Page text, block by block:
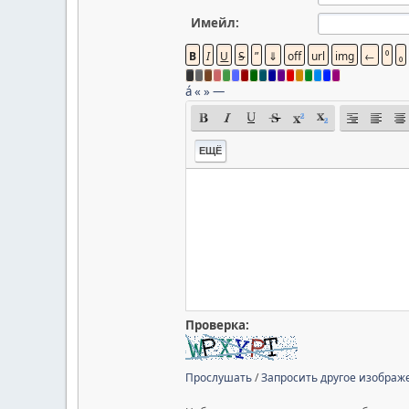
Имейл:
á« »—
ЕЩЁ
Проверка:
Прослушать/Запросить другое